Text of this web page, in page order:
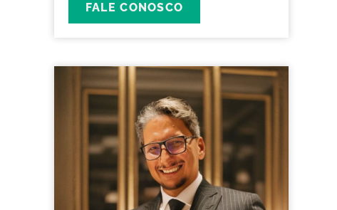
FALE CONOSCO